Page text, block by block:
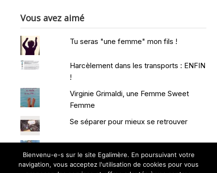
Vous avez aimé
Tu seras "une femme" mon fils !
Harcèlement dans les transports : ENFIN
!
Virginie Grimaldi, une Femme Sweet
Femme
Se séparer pour mieux se retrouver
Bienvenu-e-s sur le site Egalimère. En poursuivant votre
navigation, vous acceptez l'utilisation de cookies pour vous